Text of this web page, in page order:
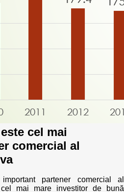
Board
cel mai
comercial al
partener comercial al
mai mare investitor de bună